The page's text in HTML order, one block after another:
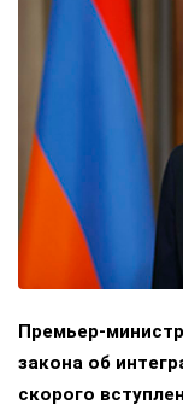
Премьер-
закона об
скорого